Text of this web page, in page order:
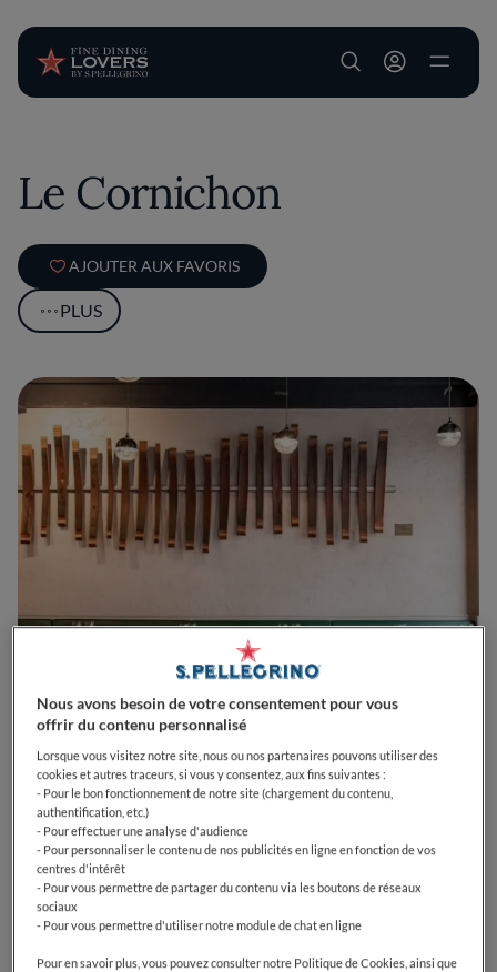
User account
Le Cornichon
AJOUTER AUX FAVORIS
PLUS
0 0 0 0 0
34 Rue Gassendi75014ParisFrance
VOIR HORAIRES D'OUVERTURE
Nous avons besoin de votre consentement pour vous
offrir du contenu personnalisé
Lorsque vous visitez notre site, nous ou nos partenaires pouvons utiliser des
cookies et autres traceurs, si vous y consentez, aux fins suivantes :
- Pour le bon fonctionnement de notre site (chargement du contenu,
authentification, etc.)
- Pour effectuer une analyse d'audience
- Pour personnaliser le contenu de nos publicités en ligne en fonction de vos
centres d'intérêt
- Pour vous permettre de partager du contenu via les boutons de réseaux
sociaux
- Pour vous permettre d'utiliser notre module de chat en ligne
Pour en savoir plus, vous pouvez consulter notre Politique de Cookies, ainsi que